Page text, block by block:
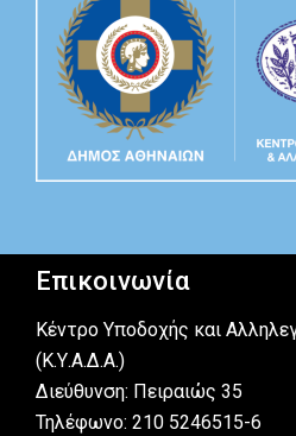
Επικοινωνία
Κέντρο Υποδοχής και
(Κ.Υ.Α.Δ.Α.)
Διεύθυνση: Πειραιώς 35
Τηλέφωνο: 210 5246515-6